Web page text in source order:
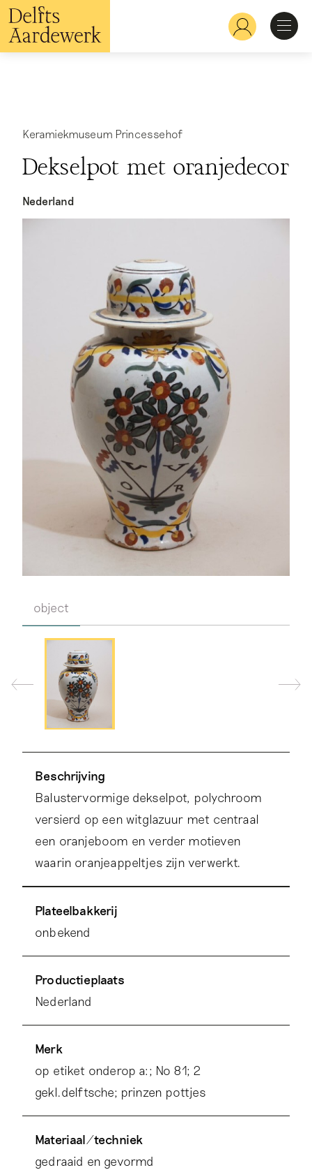
Overslaan
en
naar
de
Hoofdnavigatie
Bekijken
Verdiepen
Keramiekmuseum Princessehof
Dekselpot met oranjedecor
Nederland
object
Beschrijving
Balustervormige dekselpot, polychroom
versierd op een witglazuur met centraal
een oranjeboom en verder motieven
waarin oranjeappeltjes zijn verwerkt.
Plateelbakkerij
onbekend
Productieplaats
Nederland
Merk
op etiket onderop a:; No 81; 2
gekl.delftsche; prinzen pottjes
Materiaal/techniek
gedraaid en gevormd